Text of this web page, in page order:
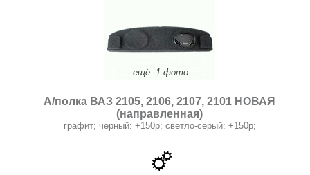
ещё: 1 фото
А/полка ВАЗ 2105, 2106, 2107, 2101 НОВАЯ
(направленная)
графит; черный: +150p; светло-серый: +150р;